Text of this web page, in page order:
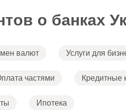
о банках
валют Услуги для
частями Кредитные
Ипотека